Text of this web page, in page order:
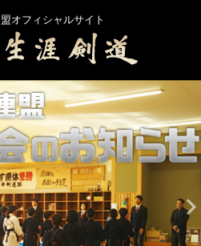
オフィシャルサイト